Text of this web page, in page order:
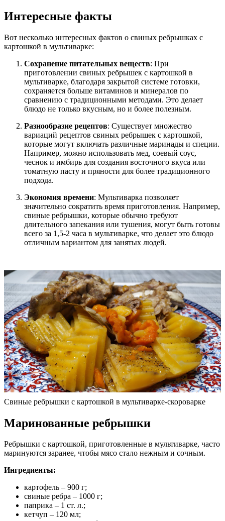
Интересные факты
Вот несколько интересных фактов о свиных ребрышках с
картошкой в мультиварке:
Сохранение питательных веществ: При
приготовлении свиных ребрышек с картошкой в
мультиварке, благодаря закрытой системе готовки,
сохраняется больше витаминов и минералов по
сравнению с традиционными методами. Это делает
блюдо не только вкусным, но и более полезным.
Разнообразие рецептов: Существует множество
вариаций рецептов свиных ребрышек с картошкой,
которые могут включать различные маринады и специи.
Например, можно использовать мед, соевый соус,
чеснок и имбирь для создания восточного вкуса или
томатную пасту и пряности для более традиционного
подхода.
Экономия времени: Мультиварка позволяет
значительно сократить время приготовления. Например,
свиные ребрышки, которые обычно требуют
длительного запекания или тушения, могут быть готовы
всего за 1,5-2 часа в мультиварке, что делает это блюдо
отличным вариантом для занятых людей.
Свиные ребрышки с картошкой в мультиварке-скороварке
Маринованные ребрышки
Ребрышки с картошкой, приготовленные в мультиварке, часто
маринуются заранее, чтобы мясо стало нежным и сочным.
Ингредиенты:
картофель – 900 г;
свиные ребра – 1000 г;
паприка – 1 ст. л.;
кетчуп – 120 мл;